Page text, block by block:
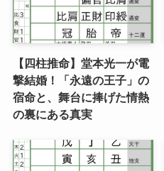
【四柱推命】堂本光一が電
撃結婚！「永遠の王子」の
宿命と、舞台に捧げた情熱
の裏にある真実